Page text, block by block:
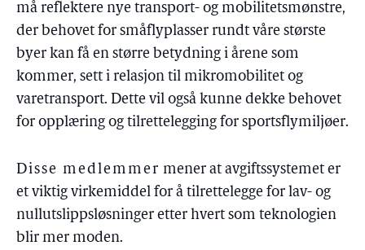
må reflektere nye transport- og mobilitetsmønstre,
der behovet for småflyplasser rundt våre største
byer kan få en større betydning i årene som
kommer, sett i relasjon til mikromobilitet og
varetransport. Dette vil også kunne dekke behovet
for opplæring og tilrettelegging for sportsflymiljøer.
Disse medlemmer mener at avgiftssystemet er
et viktig virkemiddel for å tilrettelegge for lav- og
nullutslippsløsninger etter hvert som teknologien
blir mer moden.